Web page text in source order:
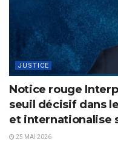
JUSTICE
Notice rouge
seuil décisif dans
et internationalise
25 MAI 2026